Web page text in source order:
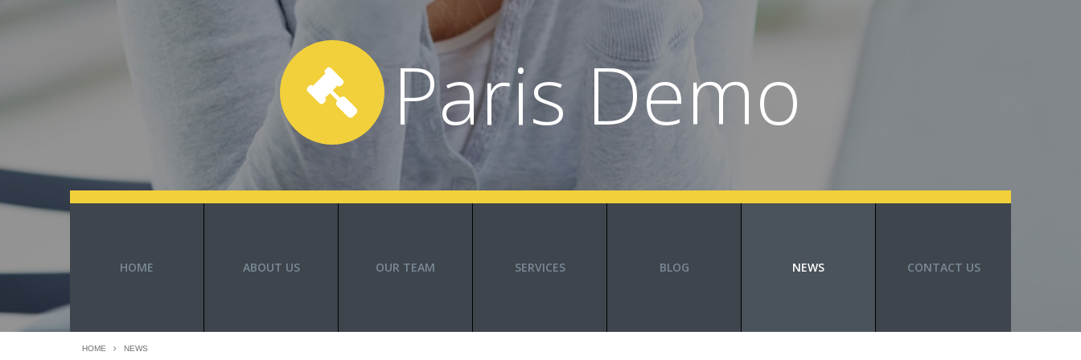
Paris Demo
HOME ABOUT US OUR TEAM SERVICES BLOG NEWS CONTACT US
HOME NEWS